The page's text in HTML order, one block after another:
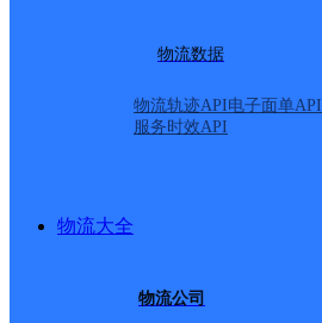
物流数据
物流轨迹API电子面单API
服务时效API
物流大全
物流公司